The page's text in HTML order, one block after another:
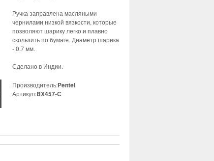
Ручка заправлена масляными
чернилами низкой вязкости, которые
позволяют шарику легко и плавно
скользить по бумаге. Диаметр шарика
- 0.7 мм.
Сделано в Индии.
Производитель:Pentel
Артикул:BX457-С